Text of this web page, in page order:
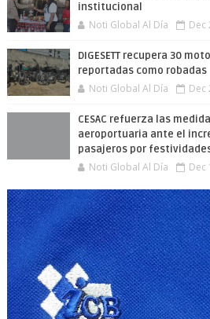
institucional
Noti Global Al Día Dec
DIGESETT recupera 30
reportadas como robadas
Noti Global Al Día Dec
CESAC refuerza las
aeroportuaria ante el
pasajeros por
Noti Global Al Día Dec